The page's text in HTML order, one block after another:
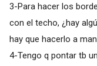
3-Para hacer los
con el techo, ¿hay
hay que hacerlo a
4-Tengo q pontar tb